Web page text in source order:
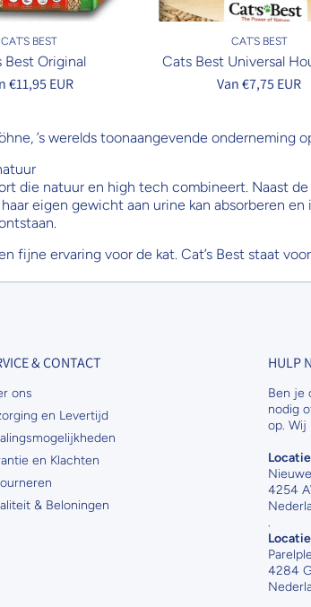
CAT´S BEST
Best Original
€11,95 EUR
CAT´S BEST
Cats Best Universal
Van €7,75 EUR
’s werelds toonaangevende
die natuur en high tech combineert. Naast
eigen gewicht aan urine kan absorberen
fijne ervaring voor de kat. Cat’s Best staat
& CONTACT
ons
en Levertijd
en Klachten
& Beloningen
HULP
Ben je
nodig
op. Wij
4254
.
4284